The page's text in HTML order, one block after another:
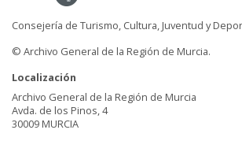
Consejería de Turismo, Cultura, Juventud y
© Archivo General de la Región de Murcia.
Localización
Archivo General de la Región de Murcia
Avda. de los Pinos, 4
30009 MURCIA